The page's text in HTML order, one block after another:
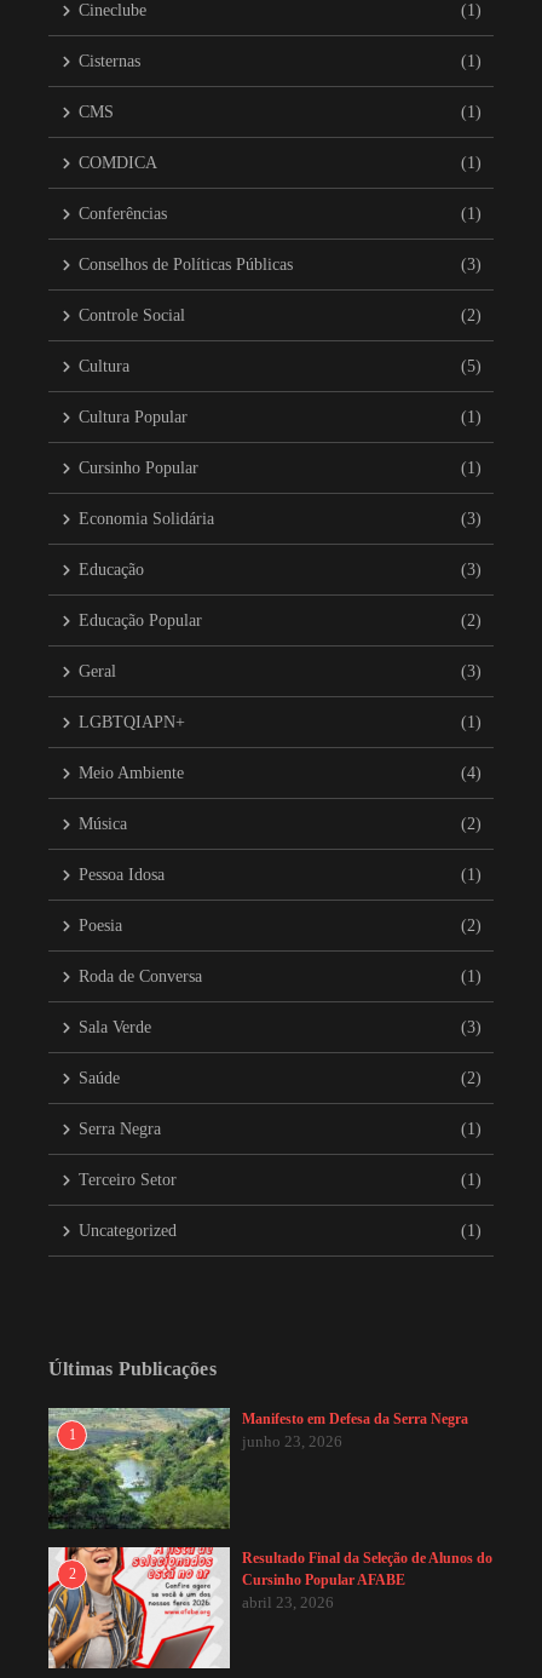
Cineclube (1)
Cisternas (1)
CMS (1)
COMDICA (1)
Conferências (1)
Conselhos de Políticas Públicas (3)
Controle Social (2)
Cultura (5)
Cultura Popular (1)
Cursinho Popular (1)
Economia Solidária (3)
Educação (3)
Educação Popular (2)
Geral (3)
LGBTQIAPN+ (1)
Meio Ambiente (4)
Música (2)
Pessoa Idosa (1)
Poesia (2)
Roda de Conversa (1)
Sala Verde (3)
Saúde (2)
Serra Negra (1)
Terceiro Setor (1)
Uncategorized (1)
Últimas Publicações
1
Manifesto em Defesa da Serra Negra
junho 23, 2026
2
Resultado Final da Seleção de Alunos do
Cursinho Popular AFABE
abril 23, 2026